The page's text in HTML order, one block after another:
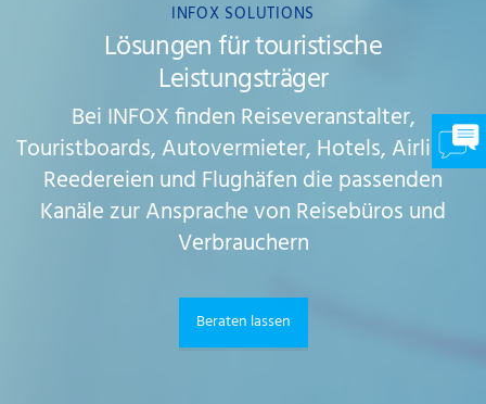
INFOX SOLUTIONS
Lösungen für touristische
Leistungsträger
Bei INFOX finden Reiseveranstalter,
Touristboards, Autovermieter, Hotels, Airlines,
Reedereien und Flughäfen die passenden
Kanäle zur Ansprache von Reisebüros und
Verbrauchern
Beraten lassen